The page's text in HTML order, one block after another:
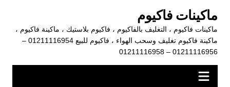
المحتوى
ماكينات فاكيوم
ماكينات فاكيوم ، التغليف بالفاكيوم ، فاكيوم بلاستيك ، ماكينة فاكيوم ،
ماكينة فاكيوم تغليف وسحب الهواء ، فاكيوم للبيع 01211116954 –
01211116956 – 01211116958